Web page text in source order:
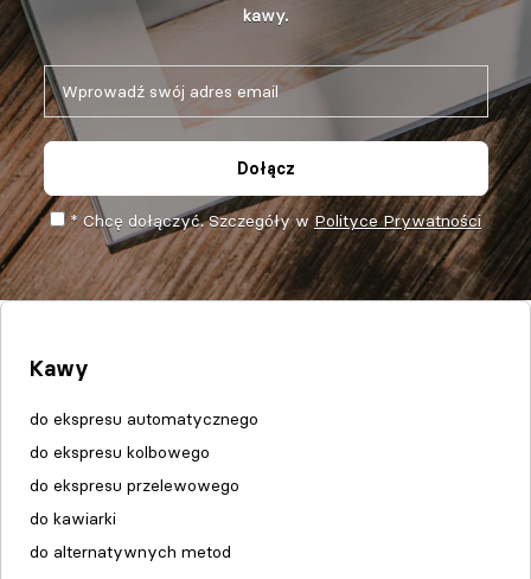
kawy.
Dołącz
* Chcę dołączyć. Szczegóły wPolityce Prywatności
Kawy
do ekspresu automatycznego
do ekspresu kolbowego
do ekspresu przelewowego
do kawiarki
do alternatywnych metod